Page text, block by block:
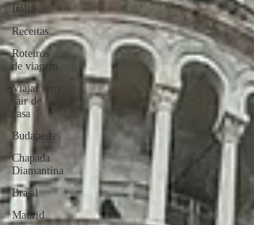
Itália
Receitas
Roteiros
de viagem
Viajar sem
sair de
casa
Budapeste
Chapada
Diamantina
Brasil
Madrid